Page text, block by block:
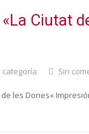
Ciutat
categoría Sin
de les Dones«